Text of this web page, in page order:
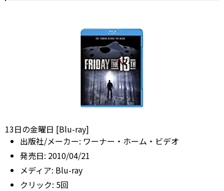
13日の金曜日 [Blu-ray]
出版社/メーカー: ワーナー・ホーム・ビデオ
発売日: 2010/04/21
メディア: Blu-ray
クリック: 5回